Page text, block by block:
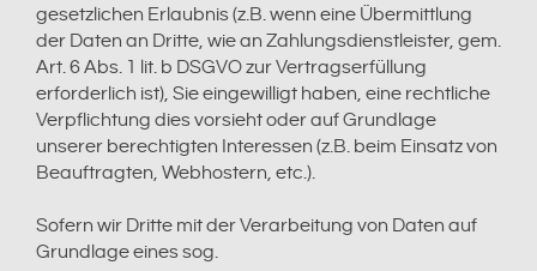
gesetzlichen Erlaubnis (z.B. wenn eine Übermittlung
der Daten an Dritte, wie an Zahlungsdienstleister, gem.
Art. 6 Abs. 1 lit. b DSGVO zur Vertragserfüllung
erforderlich ist), Sie eingewilligt haben, eine rechtliche
Verpflichtung dies vorsieht oder auf Grundlage
unserer berechtigten Interessen (z.B. beim Einsatz von
Beauftragten, Webhostern, etc.).
Sofern wir Dritte mit der Verarbeitung von Daten auf
Grundlage eines sog.